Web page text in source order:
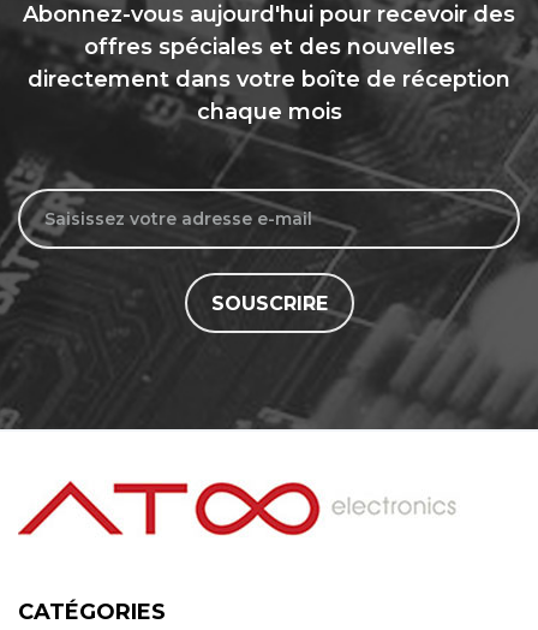
Abonnez-vous aujourd'hui pour recevoir des
offres spéciales et des nouvelles
directement dans votre boîte de réception
chaque mois
SOUSCRIRE
CATÉGORIES